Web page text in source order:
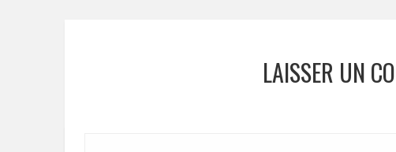
LAISSER UN